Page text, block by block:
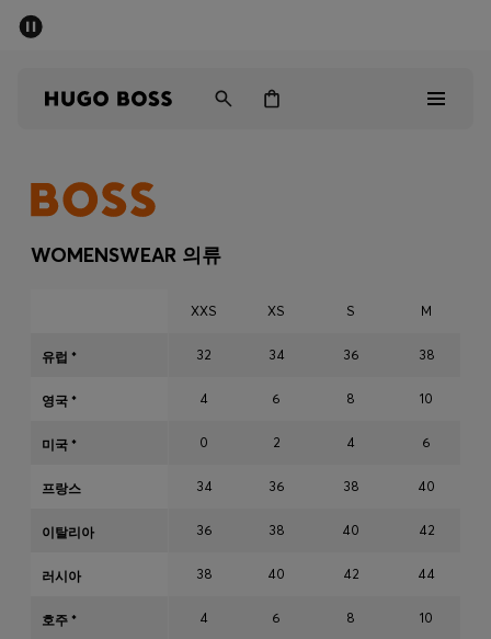
Sale
아동복
선물
컬렉션 보기
문의 및 서비스
WOMENSWEAR 의류
XXS XS S M
32 34 36 38
4 6 8 10
0 2 4 6
34 36 38 40
36 38 40 42
38 40 42 44
4 6 8 10
유럽 *
영국 *
미국 *
프랑스
이탈리아
러시아
호주 *